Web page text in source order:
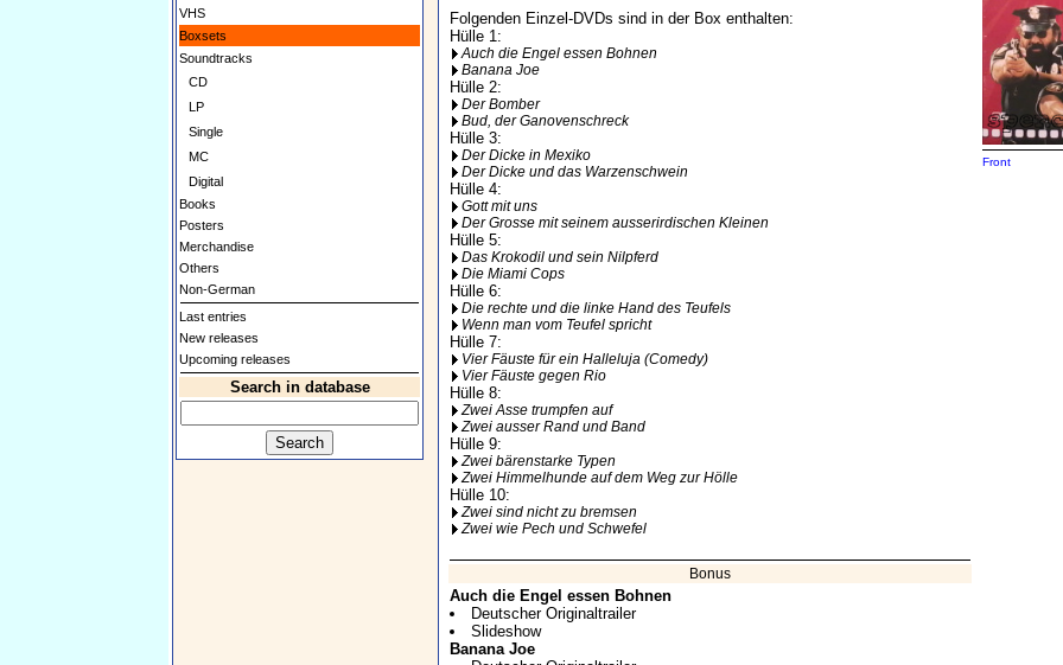
VHS
Boxsets
Soundtracks
CD
LP
Single
MC
Digital
Books
Posters
Merchandise
Others
Non-German
Last entries
New releases
Upcoming releases
Search in database
Folgenden Einzel-DVDs sind in der Box enthalten:
Hülle 1:
Auch die Engel essen Bohnen
Banana Joe
Hülle 2:
Der Bomber
Bud, der Ganovenschreck
Hülle 3:
Der Dicke in Mexiko
Der Dicke und das Warzenschwein
Hülle 4:
Gott mit uns
Der Grosse mit seinem ausserirdischen Kleinen
Hülle 5:
Das Krokodil und sein Nilpferd
Die Miami Cops
Hülle 6:
Die rechte und die linke Hand des Teufels
Wenn man vom Teufel spricht
Hülle 7:
Vier Fäuste für ein Halleluja (Comedy)
Vier Fäuste gegen Rio
Hülle 8:
Zwei Asse trumpfen auf
Zwei ausser Rand und Band
Hülle 9:
Zwei bärenstarke Typen
Zwei Himmelhunde auf dem Weg zur Hölle
Hülle 10:
Zwei sind nicht zu bremsen
Zwei wie Pech und Schwefel
Bonus
Auch die Engel essen Bohnen
Deutscher Originaltrailer
Slideshow
Banana Joe
Front